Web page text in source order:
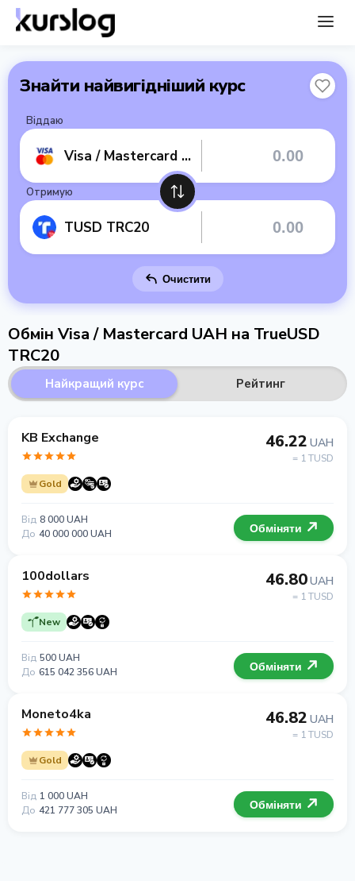
Знайти найвигідніший курс
Віддаю
Visa / Mastercard UAH
Отримую
TUSD TRC20
Очистити
Обмін Visa / Mastercard UAH на TrueUSD
TRC20
Найкращий курс Рейтинг
KB Exchange
Gold
46.22 UAH
= 1 TUSD
Від 8 000 UAH
До 40 000 000 UAH Обміняти
100dollars
New
46.80UAH
= 1 TUSD
Від 500 UAH
До 615 042 356 UAH Обміняти
Moneto4ka
Gold
46.82 UAH
= 1 TUSD
Від 1 000 UAH
До 421 777 305 UAH Обміняти